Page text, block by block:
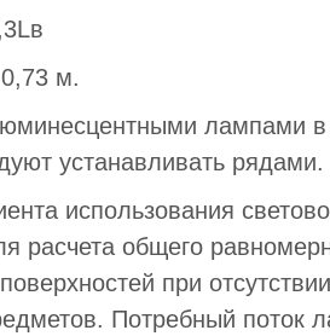
м.
лампами
устанавливать рядами.
использования
расчета общего
при
Потребный поток